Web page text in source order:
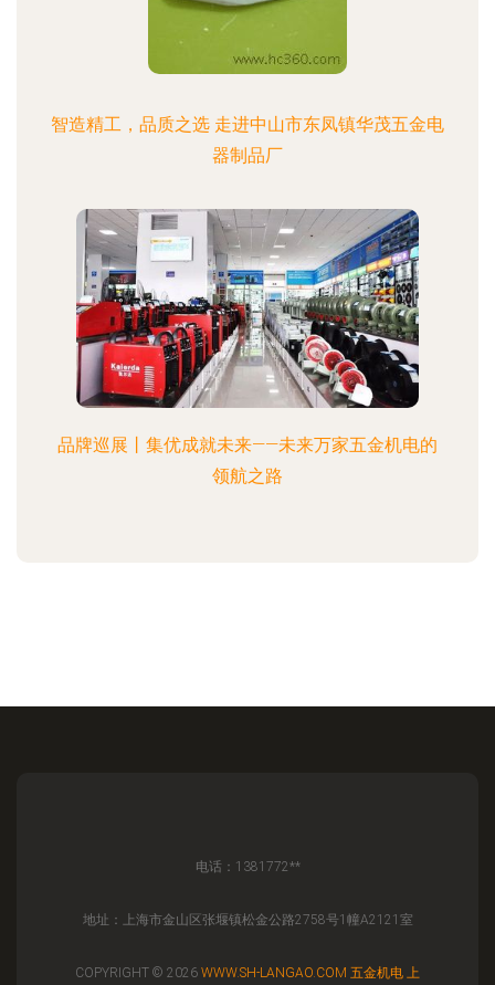
智造精工，品质之选 走进中山市东凤镇华茂五金电
器制品厂
品牌巡展丨集优成就未来——未来万家五金机电的
领航之路
电话：1381772**
地址：上海市金山区张堰镇松金公路2758号1幢A2121室
COPYRIGHT © 2026 WWW.SH-LANGAO.COM 五金机电 上